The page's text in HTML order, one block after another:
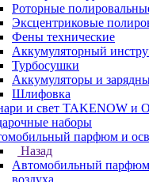
Роторные
Эксцентриковые
Фены технические
Аккумуляторный
Турбосушки
Аккумуляторы и
Шлифовка
и свет TAKENOW и
наборы
парфюм и
Назад
Автомобильный
воздуха